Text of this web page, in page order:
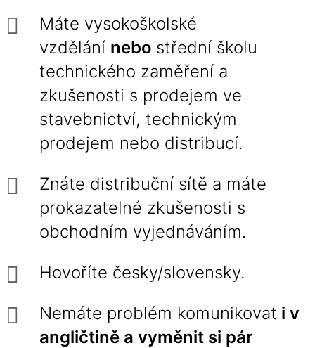
Máte vysokoškolské
vzdělání nebo střední školu
technického zaměření a
zkušenosti s prodejem ve
stavebnictví, technickým
prodejem nebo distribucí.
Znáte distribuční sítě a máte
prokazatelné zkušenosti s
obchodním vyjednáváním.
Hovoříte česky/slovensky.
Nemáte problém komunikovat i v
angličtině a vyměnit si pár